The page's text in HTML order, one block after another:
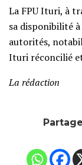
La FPU Ituri, à
sa disponibilité
autorités,
Ituri réconcilié
La rédaction